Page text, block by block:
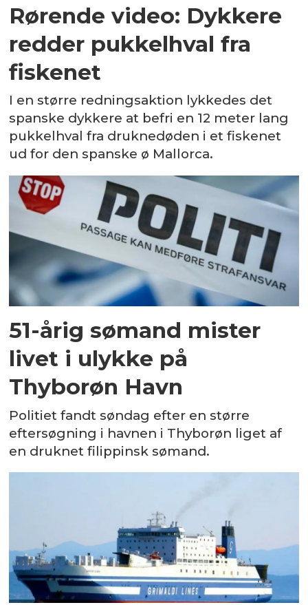
Rørende video: Dykkere
redder pukkelhval fra
fiskenet
I en større redningsaktion lykkedes det
spanske dykkere at befri en 12 meter lang
pukkelhval fra druknedøden i et fiskenet
ud for den spanske ø Mallorca.
51-årig sømand mister
livet i ulykke på
Thyborøn Havn
Politiet fandt søndag efter en større
eftersøgning i havnen i Thyborøn liget af
en druknet filippinsk sømand.